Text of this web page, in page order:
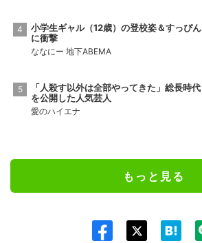
小学生ギャル（12歳）の登校姿＆すっぴん
に衝撃
ななにー 地下ABEMA
「人殺す以外は全部やってきた」総長時代
を公開した人気芸人
愛のハイエナ
もっと見る